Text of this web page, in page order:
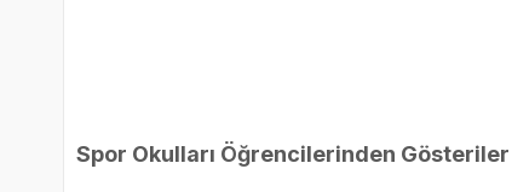
Spor Okulları Öğrencilerinden Gösteriler